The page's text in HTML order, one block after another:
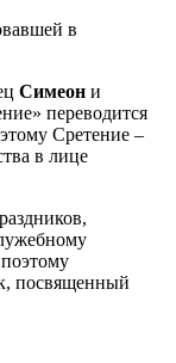
в
Симеон и
переводится
Сретение –
в лице
посвященный